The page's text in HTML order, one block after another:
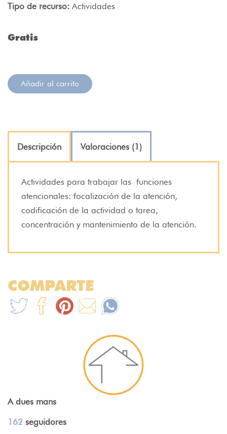
Tipo de recurso: Actividades
Gratis
Añadir al carrito
Descripción Valoraciones (1)
Actividades para trabajar las funciones
atencionales: focalización de la atención,
codificación de la actividad o tarea,
concentración y mantenimiento de la atención.
COMPARTE
A dues mans
162 seguidores